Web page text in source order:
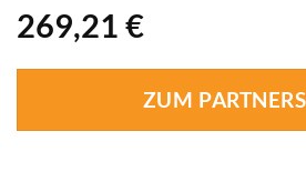
269,21 €
ZUM